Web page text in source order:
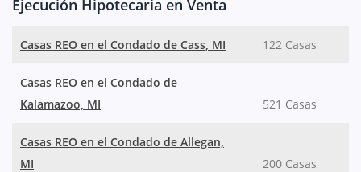
Ejecución Hipotecaria en Venta
Casas REO en el Condado de Cass, MI 122 Casas
Casas REO en el Condado de
Kalamazoo, MI
521 Casas
Casas REO en el Condado de Allegan,
MI
200 Casas